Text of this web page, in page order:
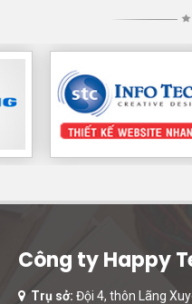
Công ty Happy
Trụ sở: Đội 4, thôn Lãng